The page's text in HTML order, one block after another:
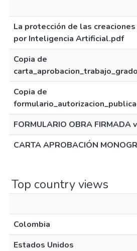
La protección de las
por Inteligencia Artificial.pdf
Copia de
Copia de
FORMULARIO OBRA FIRMADA
CARTA APROBACIÓN
Top country views
Colombia
Estados Unidos